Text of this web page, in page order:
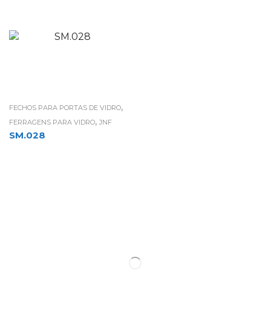
FECHOS PARA PORTAS DE VIDRO,
FERRAGENS PARA VIDRO, JNF
SM.028